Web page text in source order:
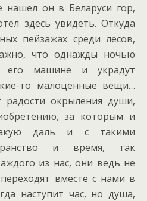
он в Беларуси гор,
здесь увидеть. Откуда
пейзажах среди лесов,
что однажды ночью
его машине и украдут
то малоценные вещи…
окрыления души,
за которым и
даль и с такими
и время, так
из нас, они ведь не
вместе с нами в
наступит час, но душа,